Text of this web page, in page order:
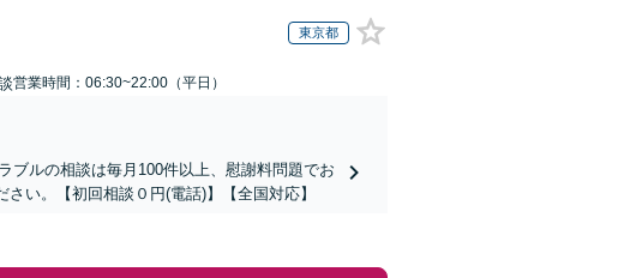
東京都
営業時間：06:30~22:00（平日）
ブルの相談は毎月100件以上、慰謝料問題でお
い。【初回相談０円(電話)】【全国対応】